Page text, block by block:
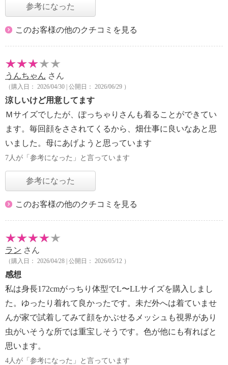
参考になった
このお客様の他のクチコミを見る
うんちゃん さん
（購入日： 2026/04/30 | 公開日： 2026/06/29 ）
涼しいけど用意してます
Ｍサイズでしたが、ぽっちゃりさんも着ることができてい
ます。毎回顔をさされてくるから、畑仕事に良いなあと思
いました。母にあげようと思っています
7人が「参考になった」と言っています
参考になった
このお客様の他のクチコミを見る
ラン さん
（購入日： 2026/04/28 | 公開日： 2026/05/12 ）
感想
私は身長172cmがっちり体型でL〜LLサイズを購入しまし
た。ゆったり着れて良かったです。未だ外へは着ていませ
んが家で試着してみて顔をかぶせるメッシュも視界があり
虫がいそうな所では重宝しそうです。色が他にも有ればと
思います。
4人が「参考になった」と言っています